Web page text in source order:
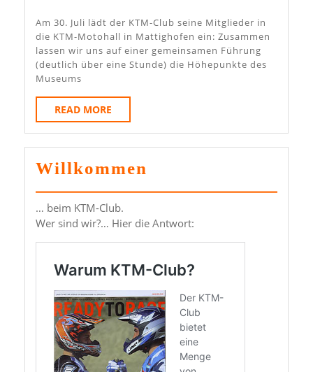
Am
30.
Juli
Museum
Nach
Mattighofen
Am 30. Juli lädt der KTM-Club seine Mitglieder in
die KTM-Motohall in Mattighofen ein: Zusammen
lassen wir uns auf einer gemeinsamen Führung
(deutlich über eine Stunde) die Höhepunkte des
Museums
READ MORE
MORE
Willkommen
… beim KTM-Club.
Wer sind wir?… Hier die Antwort: